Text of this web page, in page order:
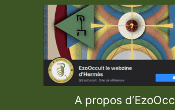
A propos